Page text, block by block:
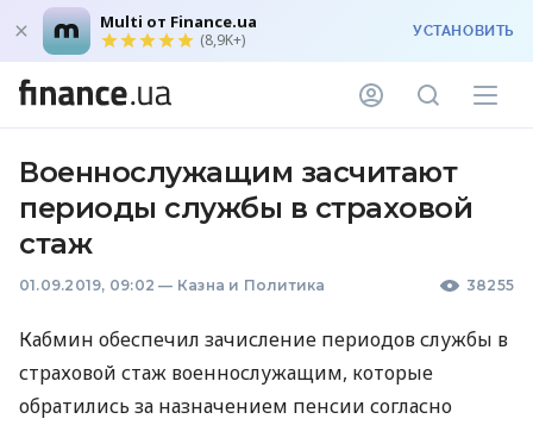
Multi от Finance.ua
(8,9K+) УСТАНОВИТЬ
Военнослужащим засчитают
периоды службы в страховой
стаж
01.09.2019, 09:02 — Казна и Политика 38255
Кабмин обеспечил зачисление периодов службы в
страховой стаж военнослужащим, которые
обратились за назначением пенсии согласно